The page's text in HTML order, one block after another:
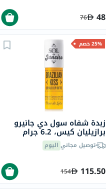
48
76
25% خصم
زبدة شفاه سول دي جانيرو
برازيليان كيس، 6.2 جرام
توصيل مجاني اليوم
115.50
154